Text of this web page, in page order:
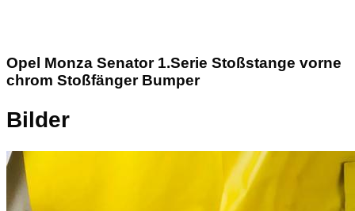
Opel Monza Senator 1.Serie Stoßstange vorne
chrom Stoßfänger Bumper
Bilder